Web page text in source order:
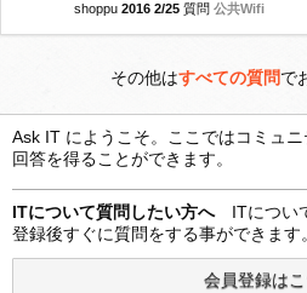
shoppu 2016 2/25 質問 公共Wifi
その他はすべての質問で
Ask IT にようこそ。ここではコミュニ
回答を得ることができます。
ITについて質問したい方へITについ
登録後すぐに質問をする事ができます。